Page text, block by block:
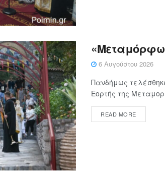
6 Αυγούστου 2026
Πανδήμως
Εορτής της
READ MORE